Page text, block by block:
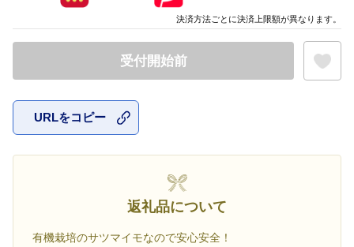
受付開始前
URLをコピー
返礼品について
有機栽培のサツマイモなので安心安全！
決済方法ごとに決済上限額が異なります。